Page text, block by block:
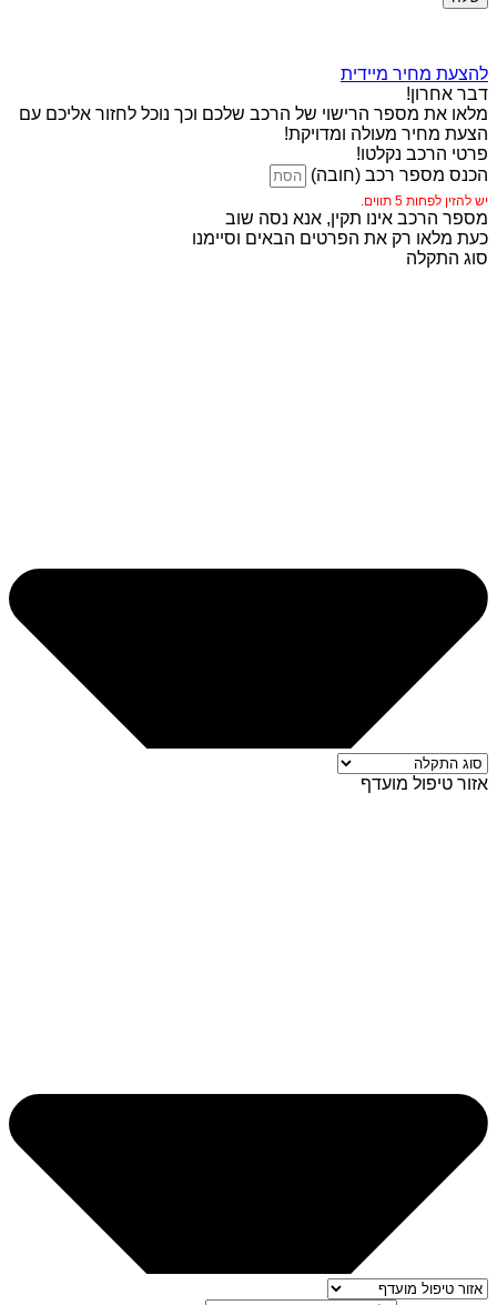
להצעת מחיר מיידית
דבר אחרון!
מלאו את מספר הרישוי של הרכב שלכם וכך נוכל לחזור אליכם עם
הצעת מחיר מעולה ומדויקת!
פרטי הרכב נקלטו!
הכנס מספר רכב (חובה)
יש להזין לפחות 5 תווים.
מספר הרכב אינו תקין, אנא נסה שוב
כעת מלאו רק את הפרטים הבאים וסיימנו
סוג התקלה
אזור טיפול מועדף